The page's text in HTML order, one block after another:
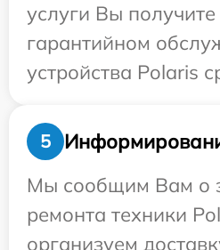
услуги Вы
гарантийном
устройства Polaris
5
Мы сообщим Вам о
ремонта техники
организуем